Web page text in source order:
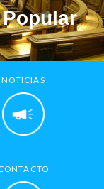
NOTICIAS